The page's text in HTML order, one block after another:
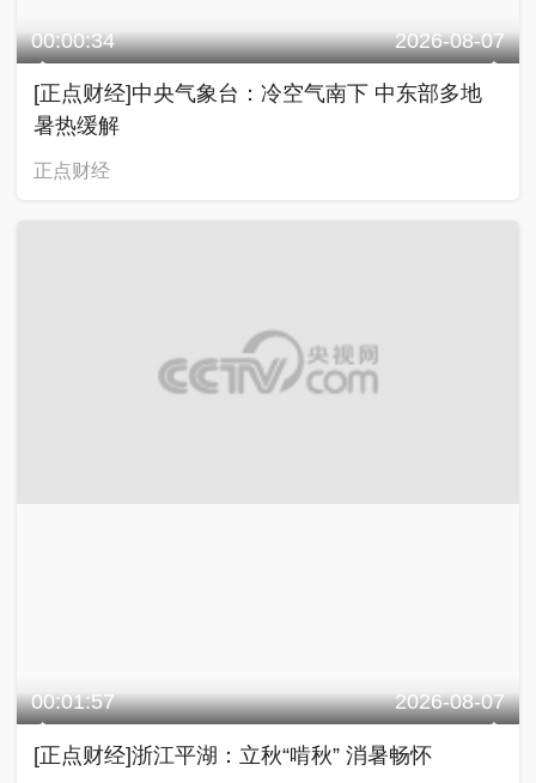
00:00:34 2026-08-07
[正点财经]中央气象台：冷空气南下 中东部多地
暑热缓解
正点财经
00:01:57 2026-08-07
[正点财经]浙江平湖：立秋“啃秋” 消暑畅怀